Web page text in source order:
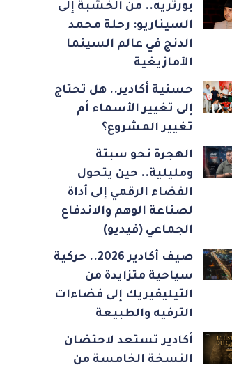
بورتريه.. من الخشبة إلى
السيناريو: رحلة محمد
الدنج في عالم السينما
الأمازيغية
حسنية أكادير.. هل تحتاج
إلى تغيير الأسماء أم
تغيير المشروع؟
الهجرة نحو سبتة
ومليلية.. حين يتحول
الفضاء الرقمي إلى أداة
لصناعة الوهم والاندفاع
الجماعي (فيديو)
صيف أكادير 2026.. حركية
سياحية متزايدة من
التيليفيريك إلى فضاءات
الترفيه والطبيعة
أكادير تستعد لاحتضان
النسخة الخامسة من